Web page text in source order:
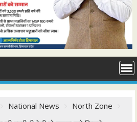
National News
North Zone